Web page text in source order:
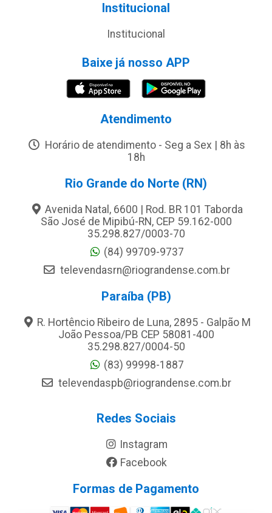
Institucional
Institucional
Baixe já nosso APP
Atendimento
Horário de atendimento - Seg a Sex | 8h às
18h
Rio Grande do Norte (RN)
Avenida Natal, 6600 | Rod. BR 101 Taborda
São José de Mipibú-RN, CEP 59.162-000
35.298.827/0003-70
(84) 99709-9737
televendasrn@riograndense.com.br
Paraíba (PB)
R. Hortêncio Ribeiro de Luna, 2895 - Galpão M
João Pessoa/PB CEP 58081-400
35.298.827/0004-50
(83) 99998-1887
televendaspb@riograndense.com.br
Redes Sociais
Instagram
Facebook
Formas de Pagamento